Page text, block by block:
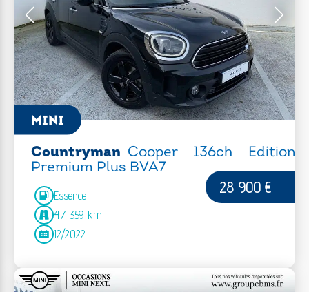
MINI
Countryman Cooper 136ch Edition
Premium Plus BVA7
Essence
47 359 km
12/2022
28 900 €